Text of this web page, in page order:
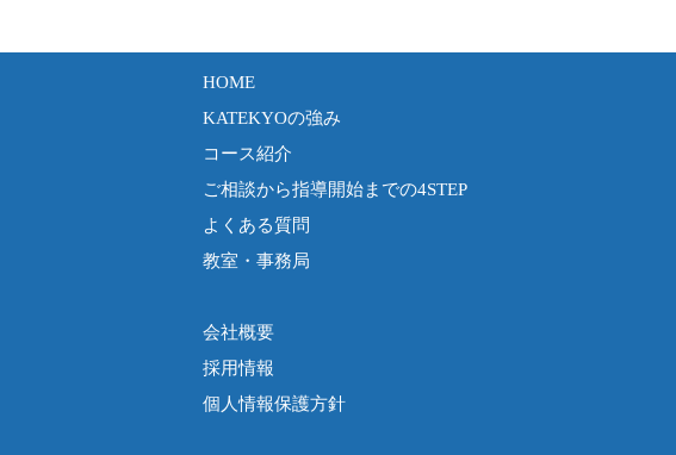
HOME
KATEKYOの強み
コース紹介
ご相談から指導開始までの4STEP
よくある質問
教室・事務局
会社概要
採用情報
個人情報保護方針